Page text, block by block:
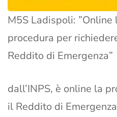
M5S Ladispoli: ”Online
procedura per
Reddito di Emergenza”
dall’INPS, è online la
il Reddito di